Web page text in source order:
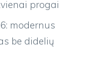
progai
modernus
be didelių